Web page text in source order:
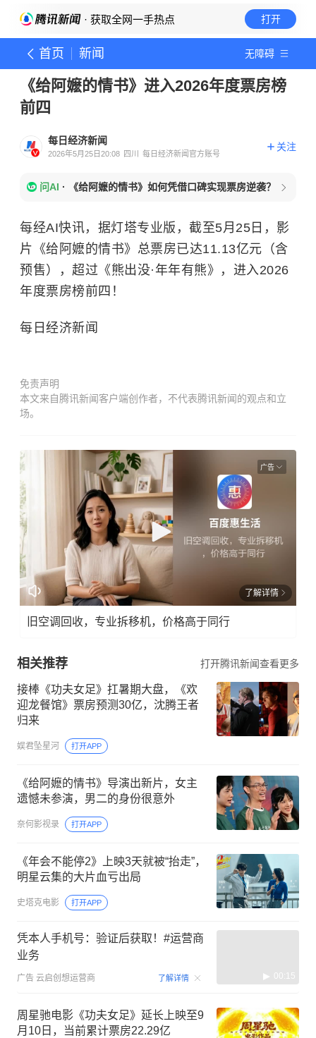
· 获取全网一手热点 打开
首页 新闻 无障碍
《给阿嬷的情书》进入2026年度票房榜
前四
每日经济新闻
2026年5月25日20:08 四川 每日经济新闻官方账号
关注
问AI · 《给阿嬷的情书》如何凭借口碑实现票房逆袭？
每经AI快讯，据灯塔专业版，截至5月25日，影
片《给阿嬷的情书》总票房已达11.13亿元（含
预售），超过《熊出没·年年有熊》，进入2026
年度票房榜前四！
每日经济新闻
免责声明
本文来自腾讯新闻客户端创作者，不代表腾讯新闻的观点和立
场。
广告
了解详情
旧空调回收，专业拆移机，价格高于同行
相关推荐 打开腾讯新闻查看更多
接棒《功夫女足》扛暑期大盘，《欢
迎龙餐馆》票房预测30亿，沈腾王者
归来
娱君坠星河 打开APP
《给阿嬷的情书》导演出新片，女主
遗憾未参演，男二的身份很意外
奈何影视录 打开APP
《年会不能停2》上映3天就被“抬走”，
明星云集的大片血亏出局
史塔克电影 打开APP
凭本人手机号：验证后获取！#运营商
业务
广告 云启创想运营商 了解详情 00:15
周星驰电影《功夫女足》延长上映至9
月10日，当前累计票房22.29亿